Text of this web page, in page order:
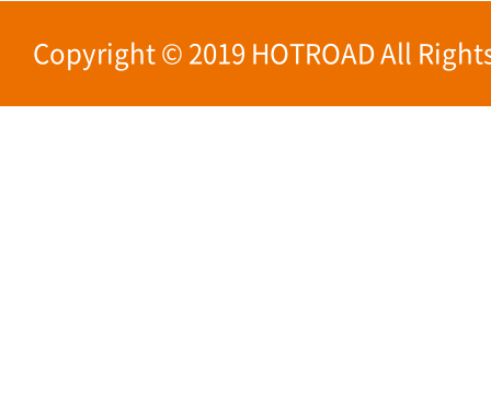
Copyright © 2019 HOTROAD All